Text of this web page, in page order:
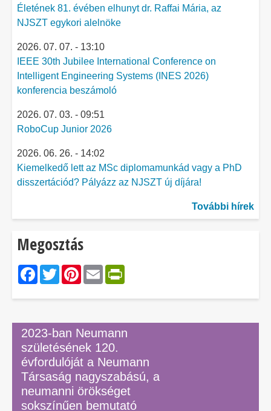
Életének 81. évében elhunyt dr. Raffai Mária, az
NJSZT egykori alelnöke
2026. 07. 07. - 13:10
IEEE 30th Jubilee International Conference on
Intelligent Engineering Systems (INES 2026)
konferencia beszámoló
2026. 07. 03. - 09:51
RoboCup Junior 2026
2026. 06. 26. - 14:02
Kiemelkedő lett az MSc diplomamunkád vagy a PhD
disszertációd? Pályázz az NJSZT új díjára!
További hírek
Megosztás
Facebook
Twitter
Pinterest
Email
2023-ban Neumann
születésének 120.
évfordulóját a Neumann
Társaság nagyszabású, a
neumanni örökséget
sokszínűen bemutató